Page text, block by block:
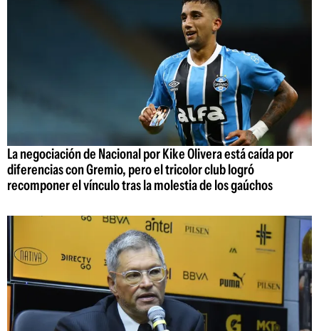
La negociación de Nacional por Kike Olivera está caída por
diferencias con Gremio, pero el tricolor club logró
recomponer el vínculo tras la molestia de los gaúchos